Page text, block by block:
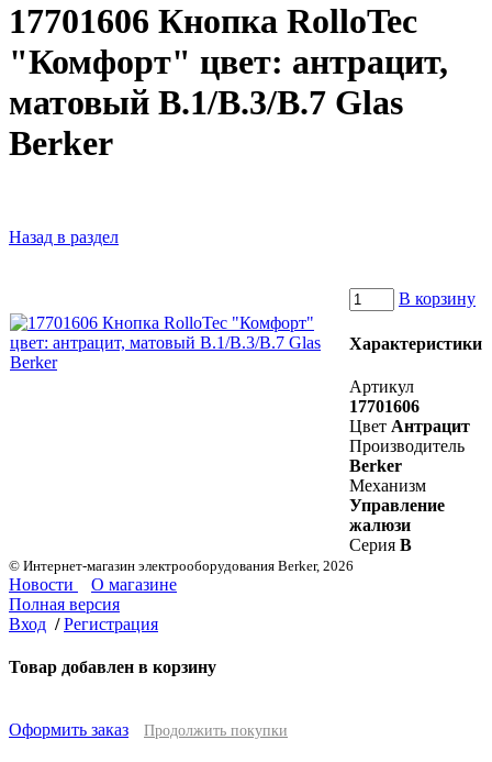
17701606 Кнопка RolloTec
"Комфорт" цвет: антрацит,
матовый B.1/B.3/B.7 Glas
Berker
Назад в раздел
В корзину
Характеристики
Артикул
17701606
Цвет Антрацит
Производитель
Berker
Механизм
Управление
жалюзи
Серия B
© Интернет-магазин электрооборудования Berker, 2026
Новости
О магазине
Полная версия
Вход / Регистрация
Товар добавлен в корзину
Оформить заказ Продолжить покупки